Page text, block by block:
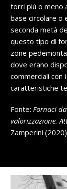
torri più o meno
base circolare o
seconda metà
questo tipo di
zone
dove erano
commerciali con
caratteristiche
Fonte:Fornaci
valorizzazione.
Zamperini